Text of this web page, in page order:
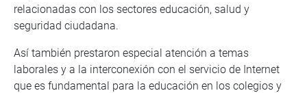
relacionadas con los sectores educación, salud y
seguridad ciudadana.
Así también prestaron especial atención a temas
laborales y a la interconexión con el servicio de Internet
que es fundamental para la educación en los colegios y